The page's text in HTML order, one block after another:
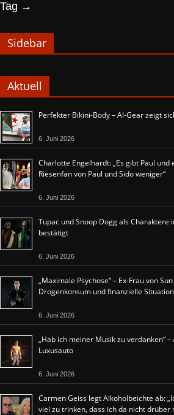
Tag →
Sidebar
Aktuell
Perfekter Bikini-Body – Al-Gear zeigt
6. Juni 2026
Charlotte Engelhardt: „Es gibt Paul und
Riesenfan von Paul und Sido weniger“
6. Juni 2026
Tupac und Snoop Dogg als Charaktere
bestätigt
6. Juni 2026
„Maximale Psychose“ – Ex-Frau von
Drogenkonsum und finanzielle
6. Juni 2026
„Hab ich meiner Musik zu verdanken“
Luxusauto
6. Juni 2026
Carmen Geiss legt Alkoholbeichte ab:
viel zu trinken, dass ich da nicht drüber